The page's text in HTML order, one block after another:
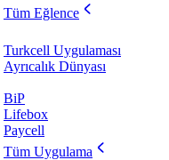
Tüm Eğlence
Turkcell Uygulaması
Ayrıcalık Dünyası
BiP
Lifebox
Paycell
Tüm Uygulama